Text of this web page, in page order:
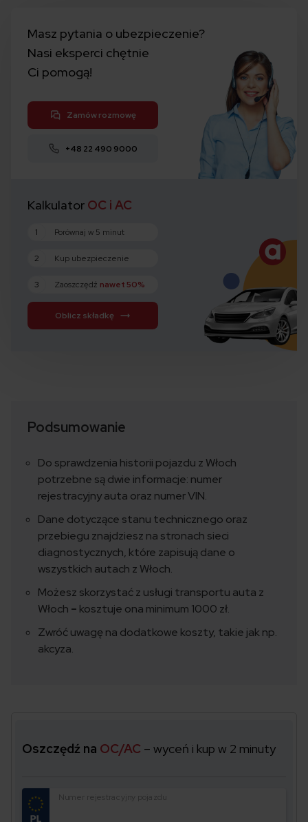
Masz pytania o ubezpieczenie?
Nasi eksperci chętnie
Ci pomogą!
Zamów rozmowę
+48 22 490 9000
Kalkulator OC i AC
1 Porównaj w 5 minut
2 Kup ubezpieczenie
3 Zaoszczędź nawet 50%
Oblicz składkę
Podsumowanie
Do sprawdzenia historii pojazdu z Włoch
potrzebne są dwie informacje: numer
rejestracyjny auta oraz numer VIN.
Dane dotyczące stanu technicznego oraz
przebiegu znajdziesz na stronach sieci
diagnostycznych, które zapisują dane o
wszystkich autach z Włoch.
Możesz skorzystać z usługi transportu auta z
Włoch – kosztuje ona minimum 1000 zł.
Zwróć uwagę na dodatkowe koszty, takie jak np.
akcyza.
Oszczędź na OC/AC – wyceń i kup w 2 minuty
Numer rejestracyjny pojazdu